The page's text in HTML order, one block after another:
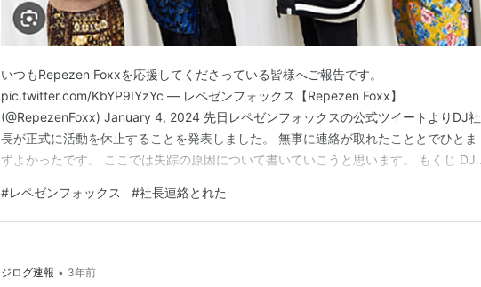
いつもRepezen Foxxを応援してくださっている皆様へご報告です。
pic.twitter.com/KbYP9IYzYc — レペゼンフォックス【Repezen Foxx】
(@RepezenFoxx) January 4, 2024 先日レペゼンフォックスの公式ツイートよりDJ社
長が正式に活動を休止することを発表しました。 無事に連絡が取れたこととでひとま
ずよかったです。 ここでは失踪の原因について書いていこうと思います。 もくじ DJ
長が失踪 12月22日に失踪したことをレペゼンフォックスの動画に…
#レペゼンフォックス #社長連絡とれた
ジログ速報 • 3年前